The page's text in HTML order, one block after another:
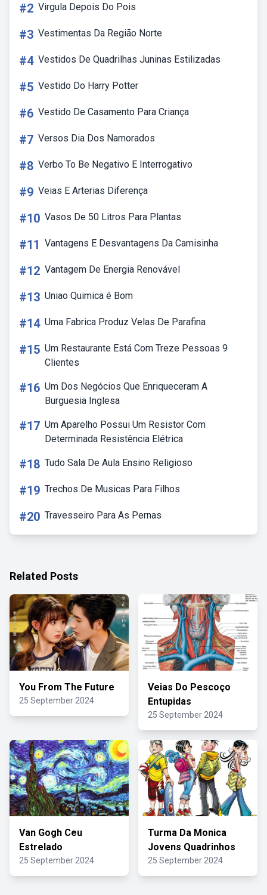
#2 Virgula Depois Do Pois
#3 Vestimentas Da Região Norte
#4 Vestidos De Quadrilhas Juninas Estilizadas
#5 Vestido Do Harry Potter
#6 Vestido De Casamento Para Criança
#7 Versos Dia Dos Namorados
#8 Verbo To Be Negativo E Interrogativo
#9 Veias E Arterias Diferença
#10 Vasos De 50 Litros Para Plantas
#11 Vantagens E Desvantagens Da Camisinha
#12 Vantagem De Energia Renovável
#13 Uniao Quimica é Bom
#14 Uma Fabrica Produz Velas De Parafina
#15 Um Restaurante Está Com Treze Pessoas 9
Clientes
#16 Um Dos Negócios Que Enriqueceram A
Burguesia Inglesa
#17 Um Aparelho Possui Um Resistor Com
Determinada Resistência Elétrica
#18 Tudo Sala De Aula Ensino Religioso
#19 Trechos De Musicas Para Filhos
#20 Travesseiro Para As Pernas
Related Posts
You From The Future
25 September 2024
Veias Do Pescoço
Entupidas
25 September 2024
Van Gogh Ceu
Estrelado
25 September 2024
Turma Da Monica
Jovens Quadrinhos
25 September 2024